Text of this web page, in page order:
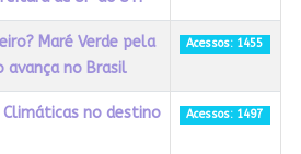
Maré Verde pela
no Brasil
Acessos: 1455
no destino
Acessos: 1497